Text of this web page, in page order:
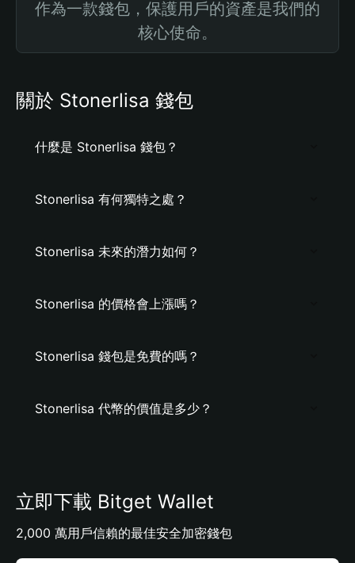
作為一款錢包，保護用戶的資產是我們的
核心使命。
關於 Stonerlisa 錢包
什麼是 Stonerlisa 錢包？
Stonerlisa 有何獨特之處？
Stonerlisa 未來的潛力如何？
Stonerlisa 的價格會上漲嗎？
Stonerlisa 錢包是免費的嗎？
Stonerlisa 代幣的價值是多少？
立即下載 Bitget Wallet
2,000 萬用戶信賴的最佳安全加密錢包